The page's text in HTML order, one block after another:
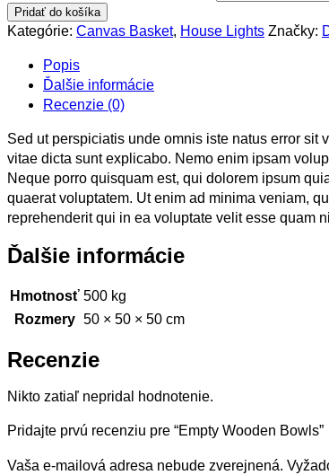
Pridať do košíka
Kategórie: Canvas Basket, House Lights Značky:
Popis
Ďalšie informácie
Recenzie (0)
Sed ut perspiciatis unde omnis iste natus error
vitae dicta sunt explicabo. Nemo enim ipsam
Neque porro quisquam est, qui dolorem ipsum
quaerat voluptatem. Ut enim ad minima veniam,
reprehenderit qui in ea voluptate velit esse quam
Ďalšie informácie
Hmotnosť 500 kg
Rozmery 50 × 50 × 50 cm
Recenzie
Nikto zatiaľ nepridal hodnotenie.
Pridajte prvú recenziu pre “Empty Wooden Bowls”
Vaša e-mailová adresa nebude zverejnená.